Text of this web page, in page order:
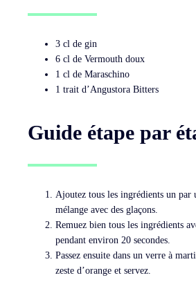
3 cl de gin
6 cl de Vermouth doux
1 cl de Maraschino
1 trait d’Angustora Bitters
Guide étape par
Ajoutez tous les ingrédients un par
mélange avec des glaçons.
Remuez bien tous les ingrédients
pendant environ 20 secondes.
Passez ensuite dans un verre à
zeste d’orange et servez.